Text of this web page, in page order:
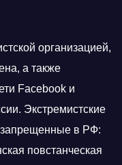
организацией,
а также
Facebook и
Экстремистские
запрещенные в РФ:
повстанческая